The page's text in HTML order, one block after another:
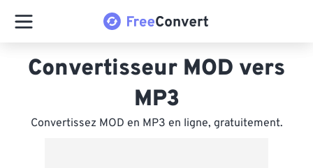
Convertisseur MOD vers
MP3
Convertissez MOD en MP3 en ligne, gratuitement.